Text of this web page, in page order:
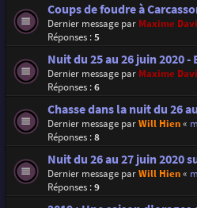
Coups de foudre à
Dernier message par Maxime
Réponses :5
Nuit du 25 au 26 juin 2020
Dernier message par Maxime
Réponses :6
Chasse dans la nuit du 26
Dernier message parWill Hien«
Réponses :8
Nuit du 26 au 27 juin 2020
Dernier message parWill Hien«
Réponses :9